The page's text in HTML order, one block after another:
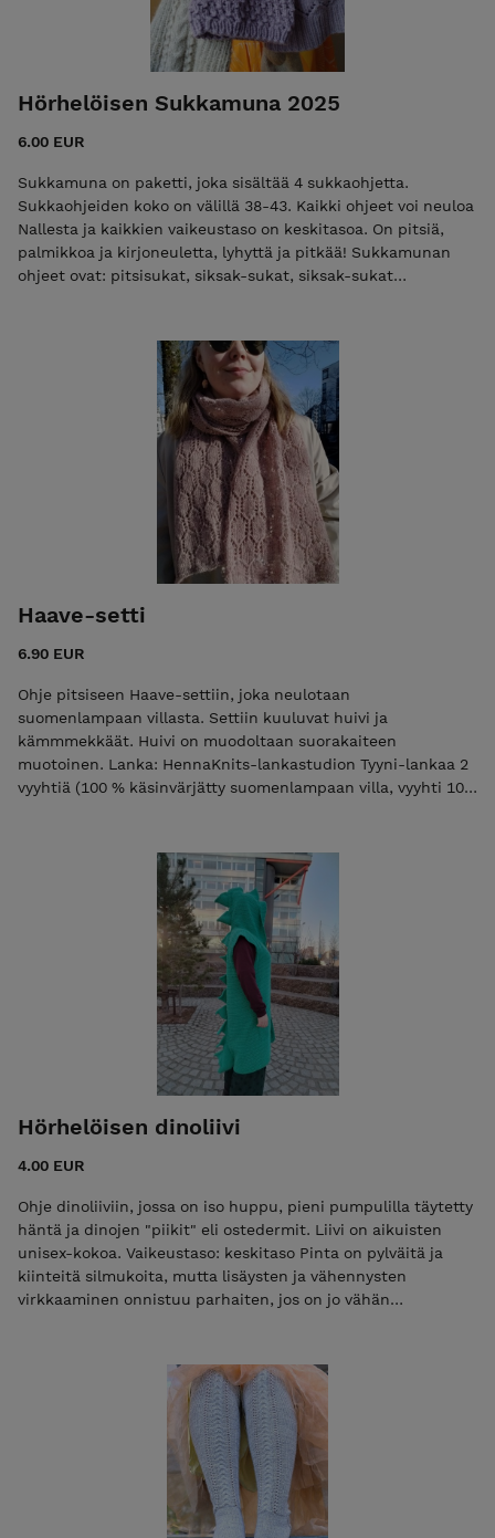
Hörhelöisen Sukkamuna 2025
6.00 EUR
Sukkamuna on paketti, joka sisältää 4 sukkaohjetta.
Sukkaohjeiden koko on välillä 38-43. Kaikki ohjeet voi neuloa
Nallesta ja kaikkien vaikeustaso on keskitasoa. On pitsiä,
palmikkoa ja kirjoneuletta, lyhyttä ja pitkää! Sukkamunan
ohjeet ovat: pitsisukat, siksak-sukat, siksak-sukat
koottu näppärästi yhteen pakettiin pääsiäisaleen. Voisipa
tätä ohjeiden kevätsiivoukseksikin kutsua! Erikseen ohjeiden
hinta on yhteensä 13 €, mutta sukkamunassa 6€. Ohjeet
toimitetaan sähköpostitse yhdessä PDF-tiedostossa.
Haave-setti
6.90 EUR
Ohje pitsiseen Haave-settiin, joka neulotaan
suomenlampaan villasta. Settiin kuuluvat huivi ja
kämmmekkäät. Huivi on muodoltaan suorakaiteen
muotoinen. Lanka: HennaKnits-lankastudion Tyyni-lankaa 2
vyyhtiä (100 % käsinvärjätty suomenlampaan villa, vyyhti 100
ja pituus 185 cm kämmekkäät yksi koko, aikuinen
Vaikeustaso: keskitaso
Hörhelöisen dinoliivi
4.00 EUR
Ohje dinoliiviin, jossa on iso huppu, pieni pumpulilla täytetty
häntä ja dinojen "piikit" eli ostedermit. Liivi on aikuisten
unisex-kokoa. Vaikeustaso: keskitaso Pinta on pylväitä ja
kiinteitä silmukoita, mutta lisäysten ja vähennysten
virkkaaminen onnistuu parhaiten, jos on jo vähän
eli 29 kerää Valmiin liivin mitat: Kainalosta kainaloon 62 cm
Olalta helmaan 102 cm Liivi on malliltaan pitkä ja siinä on